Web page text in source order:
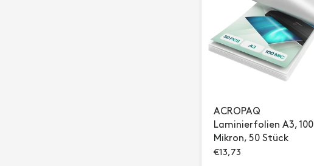
ACROPAQ
Laminierfolien A3, 100
Mikron, 50 Stück
€13,73